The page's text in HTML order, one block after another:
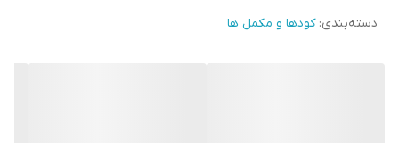
دسته‌بندی:کودها و مکمل ها